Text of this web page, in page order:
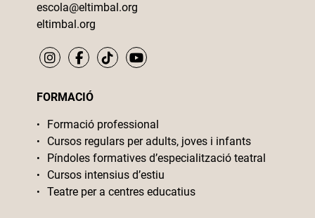
escola@eltimbal.org
eltimbal.org
FORMACIÓ
Formació professional
Cursos regulars per adults, joves i infants
Píndoles formatives d’especialització teatral
Cursos intensius d’estiu
Teatre per a centres educatius